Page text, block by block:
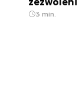
3 min.